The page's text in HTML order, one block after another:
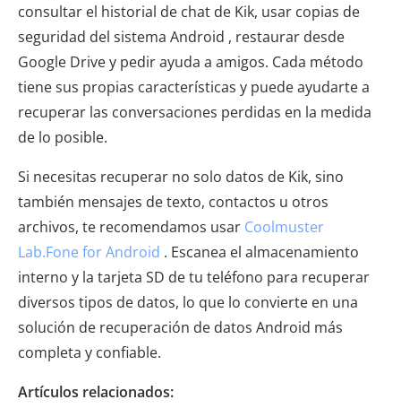
consultar el historial de chat de Kik, usar copias de
seguridad del sistema Android , restaurar desde
Google Drive y pedir ayuda a amigos. Cada método
tiene sus propias características y puede ayudarte a
recuperar las conversaciones perdidas en la medida
de lo posible.
Si necesitas recuperar no solo datos de Kik, sino
también mensajes de texto, contactos u otros
archivos, te recomendamos usar Coolmuster
Lab.Fone for Android . Escanea el almacenamiento
interno y la tarjeta SD de tu teléfono para recuperar
diversos tipos de datos, lo que lo convierte en una
solución de recuperación de datos Android más
completa y confiable.
Artículos relacionados: